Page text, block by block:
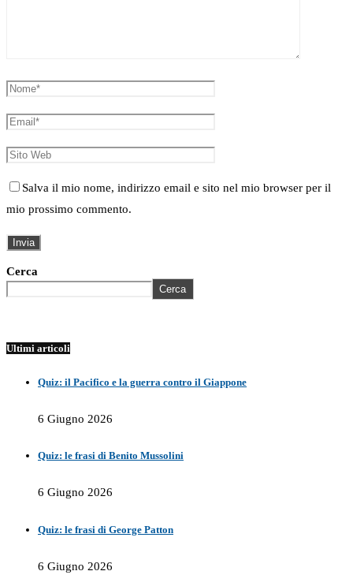
Salva il mio nome, indirizzo email e sito nel mio browser per il
mio prossimo commento.
Cerca
Cerca
Ultimi articoli
Quiz: il Pacifico e la guerra contro il Giappone
6 Giugno 2026
Quiz: le frasi di Benito Mussolini
6 Giugno 2026
Quiz: le frasi di George Patton
6 Giugno 2026